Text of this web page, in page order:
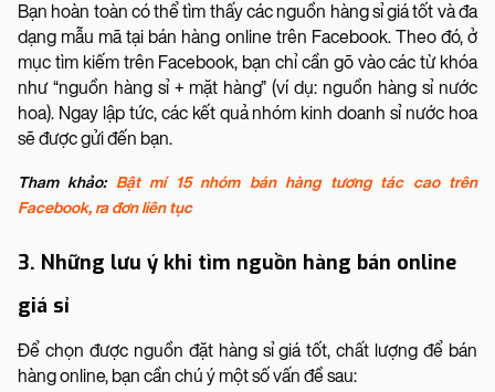
Bạn hoàn toàn có thể tìm thấy các nguồn hàng sỉ giá tốt và đa
dạng mẫu mã tại bán hàng online trên Facebook. Theo đó, ở
mục tìm kiếm trên Facebook, bạn chỉ cần gõ vào các từ khóa
như “nguồn hàng sỉ + mặt hàng” (ví dụ: nguồn hàng sỉ nước
hoa). Ngay lập tức, các kết quả nhóm kinh doanh sỉ nước hoa
sẽ được gửi đến bạn.
Tham khảo: Bật mí 15 nhóm bán hàng tương tác cao trên
Facebook, ra đơn liên tục
3. Những lưu ý khi tìm nguồn hàng bán online
giá sỉ
Để chọn được nguồn đặt hàng sỉ giá tốt, chất lượng để bán
hàng online, bạn cần chú ý một số vấn đề sau: